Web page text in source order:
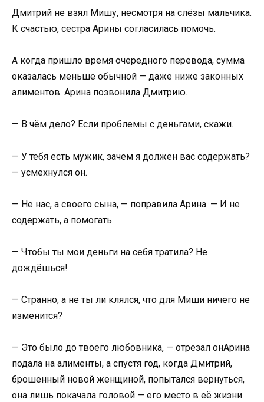
Дмитрий не взял Мишу, несмотря на слёзы мальчика.
К счастью, сестра Арины согласилась помочь.
А когда пришло время очередного перевода, сумма
оказалась меньше обычной — даже ниже законных
алиментов. Арина позвонила Дмитрию.
— В чём дело? Если проблемы с деньгами, скажи.
— У тебя есть мужик, зачем я должен вас содержать?
— усмехнулся он.
— Не нас, а своего сына, — поправила Арина. — И не
содержать, а помогать.
— Чтобы ты мои деньги на себя тратила? Не
дождёшься!
— Странно, а не ты ли клялся, что для Миши ничего не
изменится?
— Это было до твоего любовника, — отрезал онАрина
подала на алименты, а спустя год, когда Дмитрий,
брошенный новой женщиной, попытался вернуться,
она лишь покачала головой — его место в её жизни